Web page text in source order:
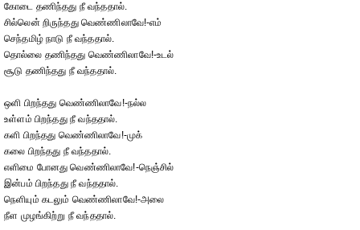
கோடை தணிந்தது நீ வந்ததால்.
சில்லென் றிருந்தது வெண்ணிலாவே!-எம்
செந்தமிழ் நாடு நீ வந்ததால்.
தொல்லை தணிந்தது வெண்ணிலாவே!-உடல்
சூடு தணிந்தது நீ வந்ததால்.
ஒளி பிறந்தது வெண்ணிலாவே!-நல்ல
உள்ளம் பிறந்தது நீ வந்ததால்.
களி பிறந்தது வெண்ணிலாவே!-முக்
கலை பிறந்தது நீ வந்ததால்.
எளிமை போனது வெண்ணிலாவே!-நெஞ்சில்
இன்பம் பிறந்தது நீ வந்ததால்.
நெளியும் கடலும் வெண்ணிலாவே!-அலை
நீள முழங்கிற்று நீ வந்ததால்.